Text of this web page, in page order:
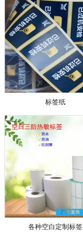
标签纸
各种空白定制标签